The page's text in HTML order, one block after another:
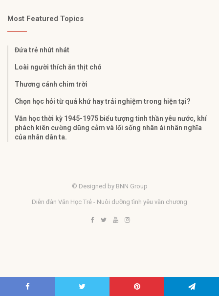
Most Featured Topics
Đứa trẻ nhút nhát
Loài người thích ăn thịt chó
Thương cánh chim trời
Chọn học hỏi từ quá khứ hay trải nghiệm trong hiện tại?
Văn học thời kỳ 1945-1975 biểu tượng tinh thần yêu nước, khí
phách kiên cường dũng cảm và lối sống nhân ái nhân nghĩa
của nhân dân ta.
© Designed by BNN Group
Diễn đàn Văn Học Trẻ - Nuôi dưỡng tình yêu văn chương